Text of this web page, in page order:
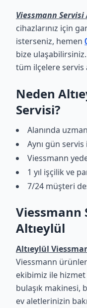
Viessmann Servisi
cihazlarınız için
isterseniz, hemen
bize
tüm ilçelere servis
Neden
Servisi?
Alanında
Aynı gün servis
Viessmann
1 yıl işçilik ve
7/24 müşteri
Viessmann
Altıeylül
Altıeylül
Viessmann
ekibimiz ile hizmet
bulaşık makinesi,
ev aletlerinizin